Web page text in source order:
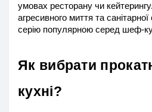
умовах ресторану чи
агресивного миття та
серію популярною серед шеф-
Як вибрати
кухні?